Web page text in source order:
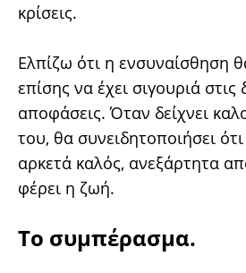
κρίσεις.
Ελπίζω ότι η ενσυναίσθηση
επίσης να έχει σιγουριά στις
αποφάσεις. Όταν δείχνει
του, θα συνειδητοποιήσει
αρκετά καλός, ανεξάρτητα
φέρει η ζωή.
Το συμπέρασμα.